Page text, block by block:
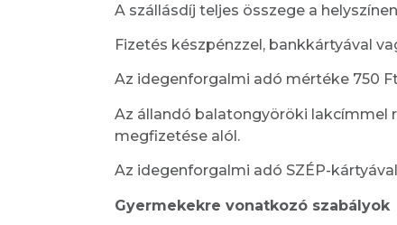
A szállásdíj teljes összege a
Fizetés készpénzzel, bankkártyával
Az idegenforgalmi adó mértéke 750
Az állandó balatongyöröki lakcímmel
megfizetése alól.
Az idegenforgalmi adó SZÉP-
Gyermekekre vonatkozó szabályok